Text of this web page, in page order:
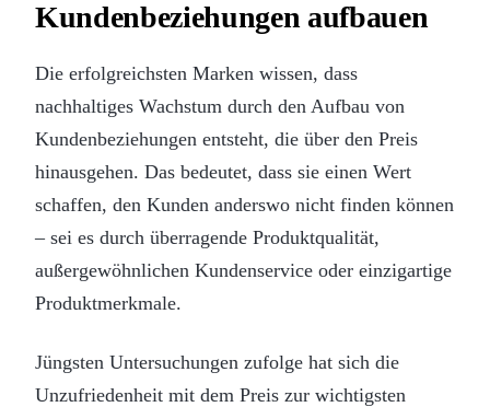
Kundenbeziehungen aufbauen
Die erfolgreichsten Marken wissen, dass
nachhaltiges Wachstum durch den Aufbau von
Kundenbeziehungen entsteht, die über den Preis
hinausgehen. Das bedeutet, dass sie einen Wert
schaffen, den Kunden anderswo nicht finden können
– sei es durch überragende Produktqualität,
außergewöhnlichen Kundenservice oder einzigartige
Produktmerkmale.
Jüngsten Untersuchungen zufolge hat sich die
Unzufriedenheit mit dem Preis zur wichtigsten